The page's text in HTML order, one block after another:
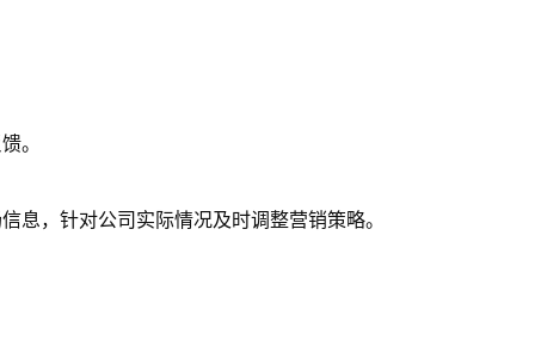
。
息，针对公司实际情况及时调整营销策略。